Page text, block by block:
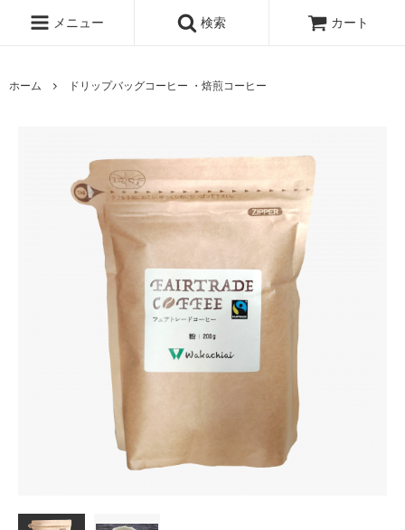
メニュー 検索 カート
ホーム ドリップバッグコーヒー ・焙煎コーヒー